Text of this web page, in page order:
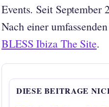
Events. Seit September
Nach einer
BLESS Ibiza The Site.
DIESE BEITRAGE